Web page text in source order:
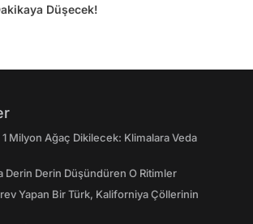
Düşecek!
1 Milyon Ağaç Dikilecek: Klimalara Veda
Derin Derin Düşündüren O Ritimler
Yapan Bir Türk, Kaliforniya Çöllerinin